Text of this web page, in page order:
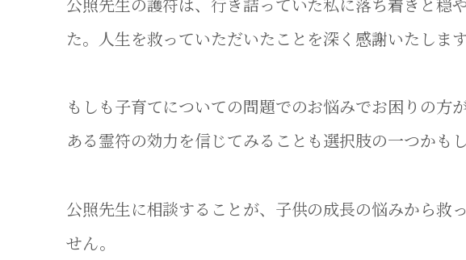
た。人生を救っていただいたことを深く感謝いたします
もしも子育てについての問題でのお悩みでお困りの方
ある霊符の効力を信じてみることも選択肢の一つかも
公照先生に相談することが、子供の成長の悩みから救
せん。